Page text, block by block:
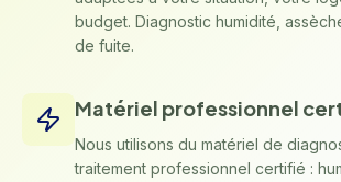
budget. Diagnostic humidité,
de fuite.
Matériel professionnel
Nous utilisons du matériel de
traitement professionnel certifié :